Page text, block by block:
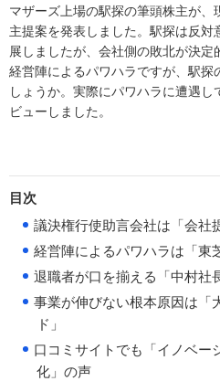
マザーズ上場の駅探の筆頭株主が
主提案を発表しました。駅探は反
展しましたが、会社側の敗北が決
経営陣によるパワハラですが、駅
しょうか。実際にパワハラに遭遇
ビューしました。
目次
● 議決権行使助言会社は「会社
● 経営陣によるパワハラは「東
● 退職者が口を揃える「中村社
● 事業が伸びない根本原因は「
ド」
● 口コミサイトでも「イノベー
化」の声